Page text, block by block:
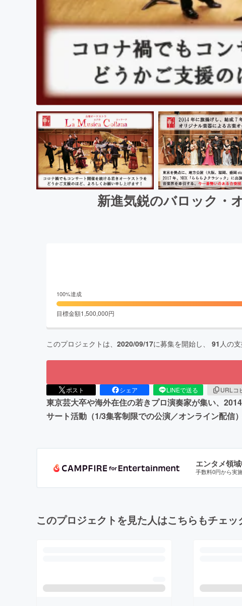
新進気鋭のバロック・
100%達成
目標金額1,500,000円
このプロジェクトは、 2020/09/17に募集を開始し、 91 人の
ポスト シェア LINEで送る URLコ
東京芸大卒や海外在住の若きプロ演奏家が集い、
サート活動（1/3集客制限での公演／オンライン配信
エンタメ領
手数料0円から実
このプロジェクトを見た人はこちらもチェ